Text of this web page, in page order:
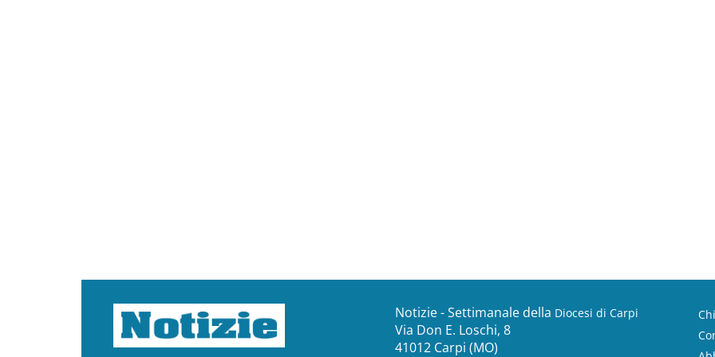
Notizie - Settimanale della Diocesi di Carpi
Via Don E. Loschi, 8
41012 Carpi (MO)